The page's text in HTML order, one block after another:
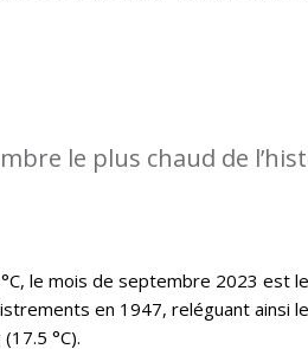
le plus chaud de
le mois de septembre 2023 est
en 1947, reléguant ainsi
°C).